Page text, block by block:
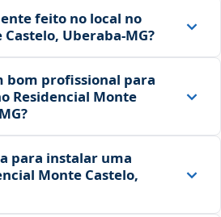
feito no local no
Uberaba‑MG?
bom profissional para
Residencial Monte
para instalar uma
Monte Castelo,